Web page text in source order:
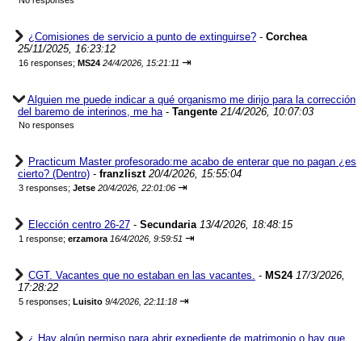
¿Comisiones de servicio a punto de extinguirse? - Corchea
25/11/2025, 16:23:12
16 responses; MS24 24/4/2026, 15:21:11 ⇥
Alguien me puede indicar a qué organismo me dirijo para la corrección
del baremo de interinos, me ha- Tangente 21/4/2026, 10:07:03
No responses
Practicum Master profesorado:me acabo de enterar que no pagan ¿es
cierto? (Dentro) - franzliszt 20/4/2026, 15:55:04
3 responses; Jetse 20/4/2026, 22:01:06 ⇥
Elección centro 26-27 - Secundaria 13/4/2026, 18:48:15
1 response; erzamora 16/4/2026, 9:59:51 ⇥
CGT. Vacantes que no estaban en las vacantes. - MS24 17/3/2026,
17:28:22
5 responses; Luisito 9/4/2026, 22:11:18 ⇥
¿ Hay algún permiso para abrir expediente de matrimonio o hay que